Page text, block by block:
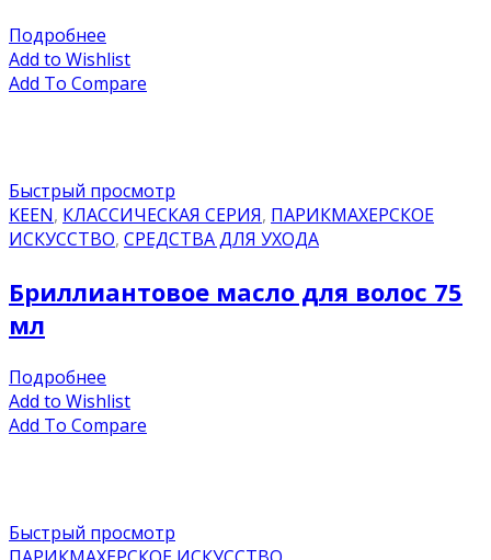
Подробнее
Add to Wishlist
Add To Compare
Быстрый просмотр
KEEN, КЛАССИЧЕСКАЯ СЕРИЯ, ПАРИКМАХЕРСКОЕ
ИСКУССТВО, СРЕДСТВА ДЛЯ УХОДА
Бриллиантовое масло для волос 75
мл
Подробнее
Add to Wishlist
Add To Compare
Быстрый просмотр